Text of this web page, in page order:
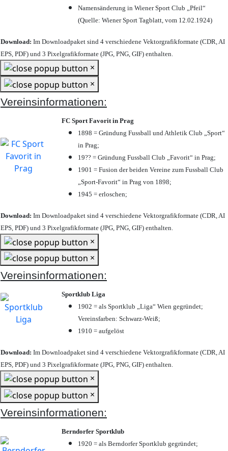
Namensänderung in Wiener Sport Club „Pfeil“
(Quelle: Wiener Sport Tagblatt, vom 12.02.1924)
Download: Im Downloadpaket sind 4 verschiedene Vektorgrafikformate (CDR, AI
EPS, PDF) und 3 Pixelgrafikformate (JPG, PNG, GIF) enthalten.
×
×
Vereinsinformationen:
FC Sport Favorit in Prag
1898 = Gründung Fussball und Athletik Club „Sport“
in Prag;
19?? = Gründung Fussball Club „Favorit“ in Prag;
1901 = Fusion der beiden Vereine zum Fussball Club
„Sport-Favorit“ in Prag von 1898;
1945 = erloschen;
Download: Im Downloadpaket sind 4 verschiedene Vektorgrafikformate (CDR, AI
EPS, PDF) und 3 Pixelgrafikformate (JPG, PNG, GIF) enthalten.
×
×
Vereinsinformationen:
Sportklub Liga
1902 = als Sportklub „Liga“ Wien gegründet;
Vereinsfarben: Schwarz-Weiß;
1910 = aufgelöst
Download: Im Downloadpaket sind 4 verschiedene Vektorgrafikformate (CDR, AI
EPS, PDF) und 3 Pixelgrafikformate (JPG, PNG, GIF) enthalten.
×
×
Vereinsinformationen:
Berndorfer Sportklub
1920 = als Berndorfer Sportklub gegründet;